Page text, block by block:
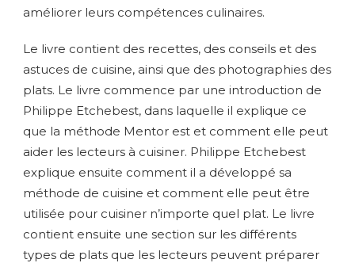
améliorer leurs compétences culinaires.
Le livre contient des recettes, des conseils et des
astuces de cuisine, ainsi que des photographies des
plats. Le livre commence par une introduction de
Philippe Etchebest, dans laquelle il explique ce
que la méthode Mentor est et comment elle peut
aider les lecteurs à cuisiner. Philippe Etchebest
explique ensuite comment il a développé sa
méthode de cuisine et comment elle peut être
utilisée pour cuisiner n’importe quel plat. Le livre
contient ensuite une section sur les différents
types de plats que les lecteurs peuvent préparer